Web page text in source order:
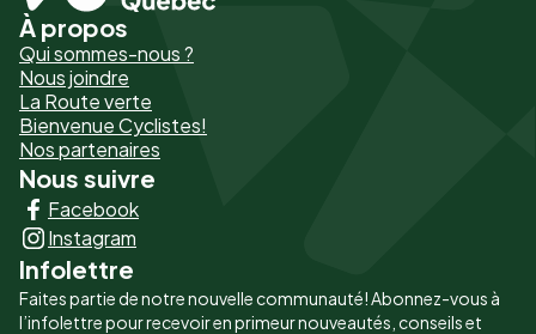
Pied
de
page
-
Liens
principaux
À propos
Qui sommes-nous ?
Nous joindre
La Route verte
Bienvenue Cyclistes!
Nos partenaires
Nous suivre
Facebook
Instagram
Infolettre
Faites partie de notre nouvelle communauté! Abonnez-vous à
l’infolettre pour recevoir en primeur nouveautés, conseils et